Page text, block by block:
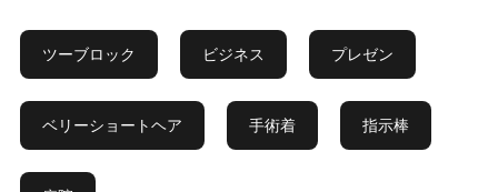
ツーブロック ビジネス プレゼン
ベリーショートヘア 手術着 指示棒